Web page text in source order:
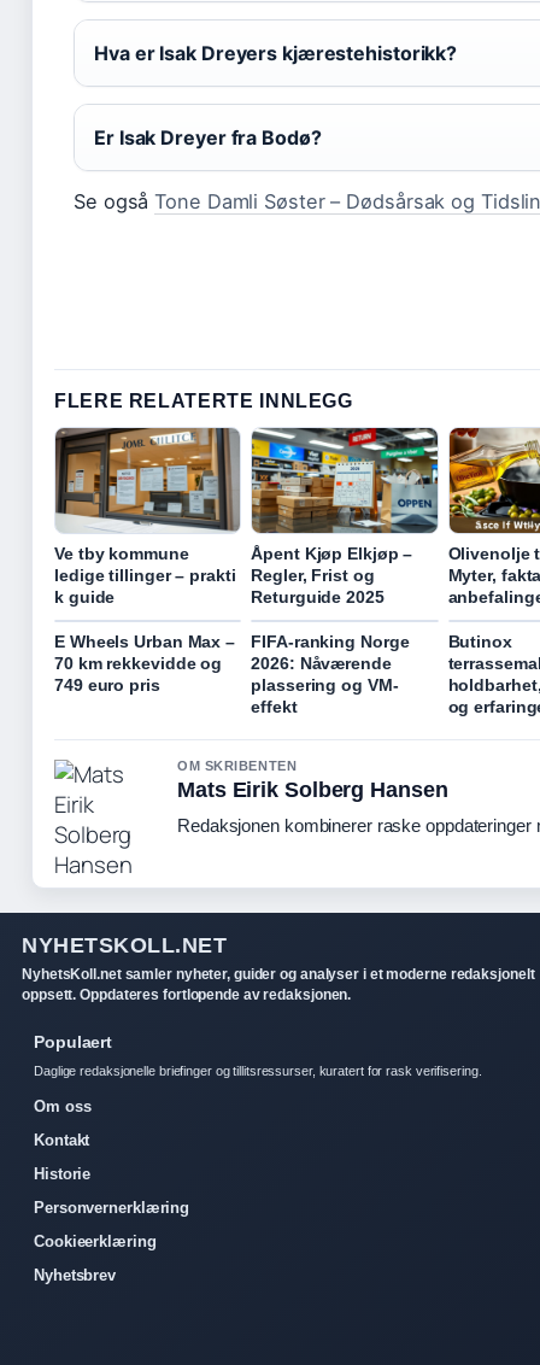
Hva er Isak Dreyers kjærestehistorikk?
Er Isak Dreyer fra Bodø?
Se ogsåTone Damli Søster – Dødsårsak og
FLERE RELATERTE INNLEGG
Ve tby kommune
ledige tillinger – prakti
k guide
Åpent Kjøp Elkjøp –
Regler, Frist og
Returguide 2025
Olivenolje
Myter,
E Wheels Urban Max –
70 km rekkevidde og
749 euro pris
FIFA-ranking Norge
2026: Nåværende
plassering og VM-
effekt
Butinox
og
OM SKRIBENTEN
Mats Eirik Solberg Hansen
Redaksjonen kombinerer raske oppdateringer
NYHETSKOLL.NET
NyhetsKoll.net samler nyheter, guider og analyser i et moderne redaksjonelt
oppsett. Oppdateres fortlopende av redaksjonen.
Populaert
Daglige redaksjonelle briefinger og tillitsressurser, kuratert for rask verifisering.
Om oss
Kontakt
Historie
Personvernerklæring
Cookieerklæring
Nyhetsbrev